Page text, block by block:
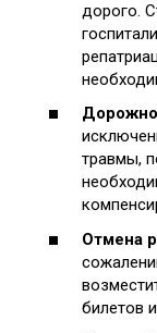
дорого.
травмы,
Отмена
билетов